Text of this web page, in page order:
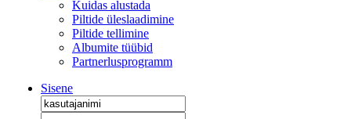
Kuidas alustada
Piltide üleslaadimine
Piltide tellimine
Albumite tüübid
Partnerlusprogramm
Sisene